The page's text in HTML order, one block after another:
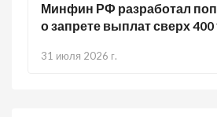
Минфин РФ разработал
о запрете выплат сверх
31 июля 2026 г.